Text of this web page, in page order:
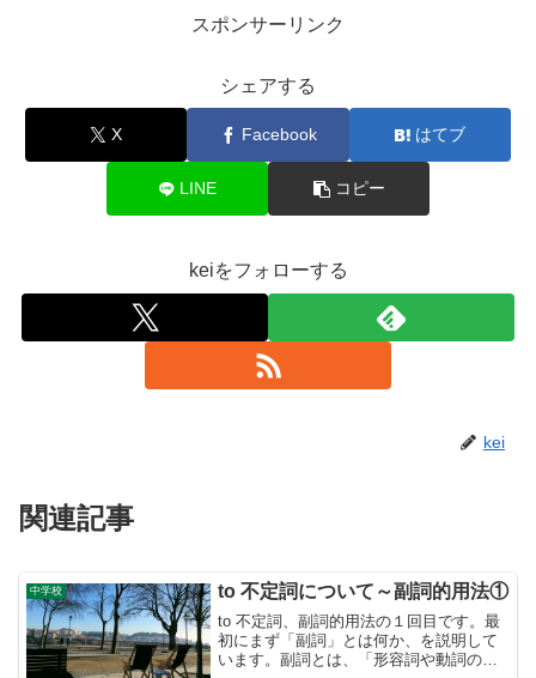
スポンサーリンク
シェアする
X Facebook はてブ
LINE コピー
keiをフォローする
kei
関連記事
中学校 to 不定詞について～副詞的用法①
to 不定詞、副詞的用法の１回目です。最
初にまず「副詞」とは何か、を説明して
います。副詞とは、「形容詞や動詞の部